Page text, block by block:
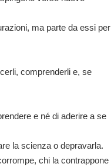
ma parte da essi per
comprenderli e, se
e né di aderire a se
la scienza o depravarla.
chi la contrappone